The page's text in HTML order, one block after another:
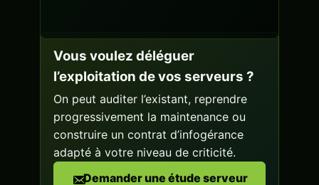
Vous voulez déléguer
l’exploitation de vos serveurs ?
On peut auditer l’existant, reprendre
progressivement la maintenance ou
construire un contrat d’infogérance
adapté à votre niveau de criticité.
Demander une étude serveur